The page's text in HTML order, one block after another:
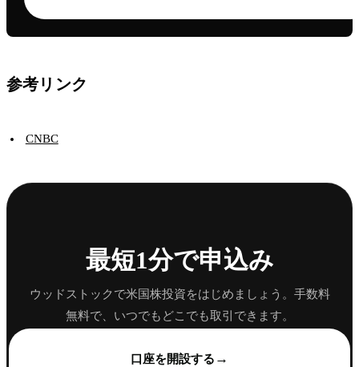
参考リンク
CNBC
最短1分で申込み
ウッドストックで米国株投資をはじめましょう。手数料
無料で、いつでもどこでも取引できます。
口座を開設する →